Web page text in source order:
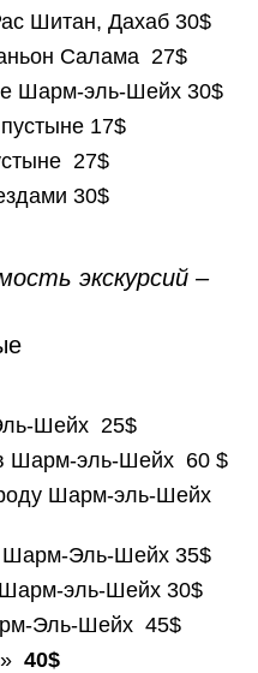
Шитан, Дахаб 30$
Салама 27$
Шарм-эль-Шейх 30$
17$
27$
30$
экскурсий –
Шейх 25$
Шарм-эль-Шейх 60 $
Шарм-эль-Шейх
Шарм-Эль-Шейх 35$
эль-Шейх 30$
Эль-Шейх 45$
40$